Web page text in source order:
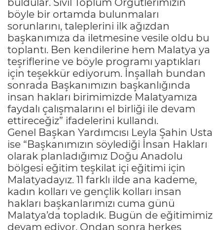
böyle bir ortamda bulunmaları
sorunlarını, taleplerini ilk ağızdan
başkanımıza da iletmesine vesile oldu bu
toplantı. Ben kendilerine hem Malatya ya
teşriflerine ve böyle programı yaptıkları
için teşekkür ediyorum. İnşallah bundan
sonrada Başkanımızın başkanlığında
insan hakları birimimizde Malatyamıza
faydalı çalışmalarını el birliği ile devam
ettireceğiz” ifadelerini kullandı.
Genel Başkan Yardımcısı Leyla Şahin Usta
ise “Başkanımızın söylediği İnsan Hakları
olarak planladığımız Doğu Anadolu
bölgesi eğitim teşkilat içi eğitimi için
Malatyadayız. 11 farklı ilde ana kademe,
kadın kolları ve gençlik kolları insan
hakları başkanlarımızı cuma günü
Malatya’da topladık. Bugün de eğitimimiz
devam ediyor. Ondan sonra herkes